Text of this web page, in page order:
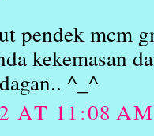
pendek mcm
kekemasan
^_^
AT 11:08 AM